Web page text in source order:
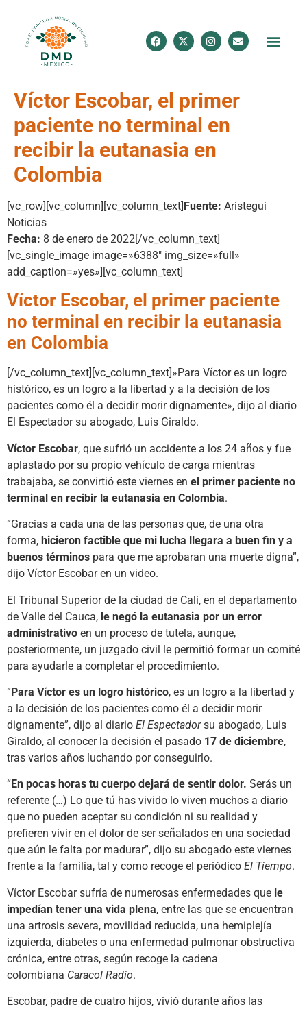
Víctor Escobar, el primer
paciente no terminal en
recibir la eutanasia en
Colombia
[vc_row][vc_column][vc_column_text]Fuente: Aristegui
Noticias
Fecha: 8 de enero de 2022[/vc_column_text]
[vc_single_image image=»6388″ img_size=»full»
add_caption=»yes»][vc_column_text]
Víctor Escobar, el primer paciente
no terminal en recibir la eutanasia
en Colombia
[/vc_column_text][vc_column_text]»Para Víctor es un logro
histórico, es un logro a la libertad y a la decisión de los
pacientes como él a decidir morir dignamente», dijo al diario
El Espectador su abogado, Luis Giraldo.
Víctor Escobar, que sufrió un accidente a los 24 años y fue
aplastado por su propio vehículo de carga mientras
trabajaba, se convirtió este viernes en el primer paciente no
terminal en recibir la eutanasia en Colombia.
“Gracias a cada una de las personas que, de una otra
forma, hicieron factible que mi lucha llegara a buen fin y a
buenos términos para que me aprobaran una muerte digna”,
dijo Víctor Escobar en un video.
El Tribunal Superior de la ciudad de Cali, en el departamento
de Valle del Cauca, le negó la eutanasia por un error
administrativo en un proceso de tutela, aunque,
posteriormente, un juzgado civil le permitió formar un comité
para ayudarle a completar el procedimiento.
“Para Víctor es un logro histórico, es un logro a la libertad y
a la decisión de los pacientes como él a decidir morir
dignamente”, dijo al diario El Espectadorsu abogado, Luis
Giraldo, al conocer la decisión el pasado 17 de diciembre,
tras varios años luchando por conseguirlo.
“En pocas horas tu cuerpo dejará de sentir dolor. Serás un
referente (…) Lo que tú has vivido lo viven muchos a diario
que no pueden aceptar su condición ni su realidad y
prefieren vivir en el dolor de ser señalados en una sociedad
que aún le falta por madurar”, dijo su abogado este viernes
frente a la familia, tal y como recoge el periódico El Tiempo.
Víctor Escobar sufría de numerosas enfermedades que le
impedían tener una vida plena, entre las que se encuentran
una artrosis severa, movilidad reducida, una hemiplejía
izquierda, diabetes o una enfermedad pulmonar obstructiva
crónica, entre otras, según recoge la cadena
colombiana Caracol Radio.
Escobar, padre de cuatro hijos, vivió durante años las